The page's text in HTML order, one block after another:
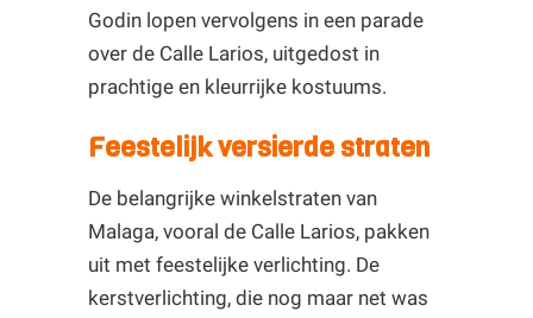
Godin lopen vervolgens in een parade
over de Calle Larios, uitgedost in
prachtige en kleurrijke kostuums.
Feestelijk versierde straten
De belangrijke winkelstraten van
Malaga, vooral de Calle Larios, pakken
uit met feestelijke verlichting. De
kerstverlichting, die nog maar net was